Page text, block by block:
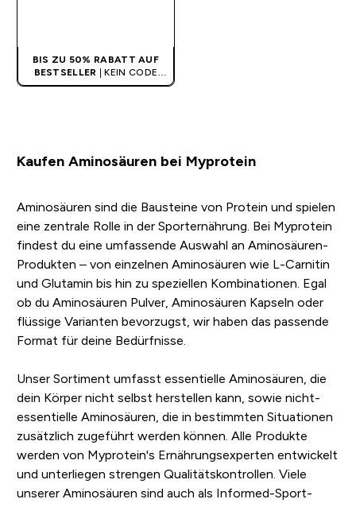
BIS ZU 50% RABATT AUF
BESTSELLER | KEIN CODE
BENÖTIGT
Kaufen Aminosäuren bei Myprotein
Aminosäuren sind die Bausteine von Protein und spielen
eine zentrale Rolle in der Sporternährung. Bei Myprotein
findest du eine umfassende Auswahl an Aminosäuren-
Produkten – von einzelnen Aminosäuren wie L-Carnitin
und Glutamin bis hin zu speziellen Kombinationen. Egal
ob du Aminosäuren Pulver, Aminosäuren Kapseln oder
flüssige Varianten bevorzugst, wir haben das passende
Format für deine Bedürfnisse.
Unser Sortiment umfasst essentielle Aminosäuren, die
dein Körper nicht selbst herstellen kann, sowie nicht-
essentielle Aminosäuren, die in bestimmten Situationen
zusätzlich zugeführt werden können. Alle Produkte
werden von Myprotein's Ernährungsexperten entwickelt
und unterliegen strengen Qualitätskontrollen. Viele
unserer Aminosäuren sind auch als Informed-Sport-